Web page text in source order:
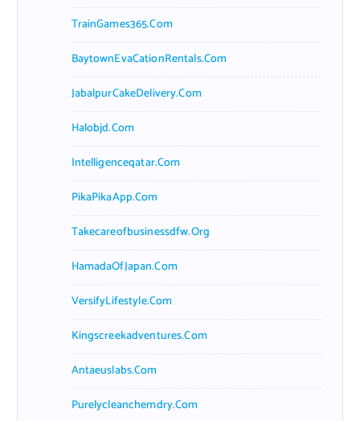
TrainGames365.com
BaytownEvaCationRentals.com
JabalpurCakeDelivery.com
Halobjd.com
Intelligenceqatar.com
PikaPikaApp.com
Takecareofbusinessdfw.org
HamadaOfJapan.com
VersifyLifestyle.com
Kingscreekadventures.com
Antaeuslabs.com
Purelycleanchemdry.com